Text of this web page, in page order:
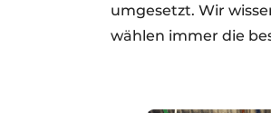
umgesetzt. Wir
wählen immer die